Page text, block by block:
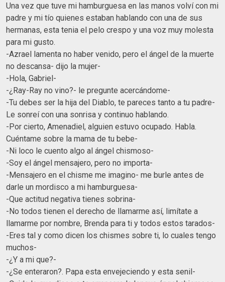
Una vez que tuve mi hamburguesa en las manos volví con mi
padre y mi tío quienes estaban hablando con una de sus
hermanas, esta tenia el pelo crespo y una voz muy molesta
para mi gusto.
-Azrael lamenta no haber venido, pero el ángel de la muerte
no descansa- dijo la mujer-
-Hola, Gabriel-
-¿Ray-Ray no vino?- le pregunte acercándome-
-Tu debes ser la hija del Diablo, te pareces tanto a tu padre-
Le sonreí con una sonrisa y continuo hablando.
-Por cierto, Amenadiel, alguien estuvo ocupado. Habla.
Cuéntame sobre la mama de tu bebe-
-Ni loco le cuento algo al ángel chismoso-
-Soy el ángel mensajero, pero no importa-
-Mensajero en el chisme me imagino- me burle antes de
darle un mordisco a mi hamburguesa-
-Que actitud negativa tienes sobrina-
-No todos tienen el derecho de llamarme así, limítate a
llamarme por nombre, Brenda para ti y todos estos tarados-
-Eres tal y como dicen los chismes sobre ti, lo cuales tengo
muchos-
-¿Y a mi que?-
-¿Se enteraron?. Papa esta envejeciendo y esta senil-